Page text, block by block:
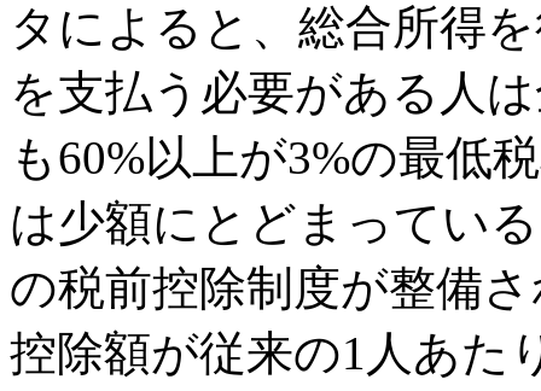
タによると、総合所得
を支払う必要がある人
も60%以上が3%の最低
は少額にとどまってい
の税前控除制度が整備
控除額が従来の1人あた